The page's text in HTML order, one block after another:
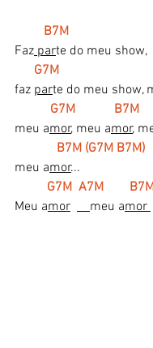
B7M
Faz parte do meu show,
G7M
faz parte do meu show,
G7M            B7M
meu amor, meu amor,
B7M (G7M B7M)
meu amor...
G7M  A7M
Meu amor meu amor